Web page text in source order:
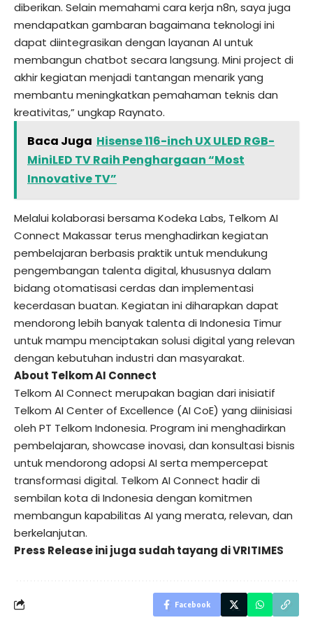
diberikan. Selain memahami cara kerja n8n, saya juga
mendapatkan gambaran bagaimana teknologi ini
dapat diintegrasikan dengan layanan AI untuk
membangun chatbot secara langsung. Mini project di
akhir kegiatan menjadi tantangan menarik yang
membantu meningkatkan pemahaman teknis dan
kreativitas,” ungkap Raynato.
Baca Juga Hisense 116-inch UX ULED RGB-
MiniLED TV Raih Penghargaan “Most
Innovative TV”
Melalui kolaborasi bersama Kodeka Labs, Telkom AI
Connect Makassar terus menghadirkan kegiatan
pembelajaran berbasis praktik untuk mendukung
pengembangan talenta digital, khususnya dalam
bidang otomatisasi cerdas dan implementasi
kecerdasan buatan. Kegiatan ini diharapkan dapat
mendorong lebih banyak talenta di Indonesia Timur
untuk mampu menciptakan solusi digital yang relevan
dengan kebutuhan industri dan masyarakat.
About Telkom AI Connect
Telkom AI Connect merupakan bagian dari inisiatif
Telkom AI Center of Excellence (AI CoE) yang diinisiasi
oleh PT Telkom Indonesia. Program ini menghadirkan
pembelajaran, showcase inovasi, dan konsultasi bisnis
untuk mendorong adopsi AI serta mempercepat
transformasi digital. Telkom AI Connect hadir di
sembilan kota di Indonesia dengan komitmen
membangun kapabilitas AI yang merata, relevan, dan
berkelanjutan.
Press Release ini juga sudah tayang diVRITIMES
Facebook